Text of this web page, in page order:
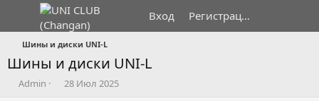
Вход Регистрация
Шины и диски UNI-L
Шины и диски UNI-L
А
Admin
Д
28 Июл 2025